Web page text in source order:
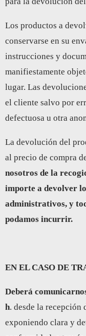
Los productos a
conservarse en su
instrucciones y
manifiestamente
lugar. Las
el cliente salvo por
defectuosa u otra
La devolución del
al precio de compra
nosotros de la
importe a devolver
administrativos, y
podamos incurrir.
EN EL CASO DE
Deberá
h. desde la
exponiendo clara y